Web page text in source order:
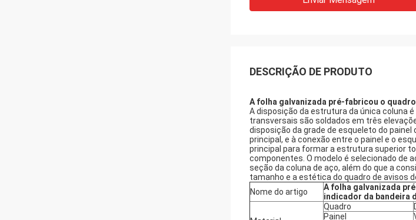
DESCRIÇÃO DE PRODUTO
A folha galvanizada pré-fabricou o
A disposição da estrutura da única coluna
transversais são soldados em três
disposição da grade de esqueleto do
principal, e à conexão entre o painel e o
principal para formar a estrutura superior
componentes. O modelo é selecionado de
seção da coluna de aço, além do que a
tamanho e a estética do quadro de avisos
Nome do artigo
A folha galvanizada
indicador da bandeira
Quadro
Painel